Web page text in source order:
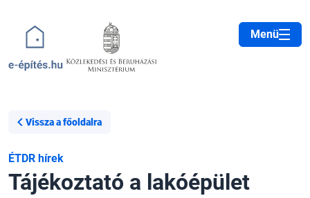
Menü
Vissza a főoldalra
ÉTDR hírek
Tájékoztató a lakóépület